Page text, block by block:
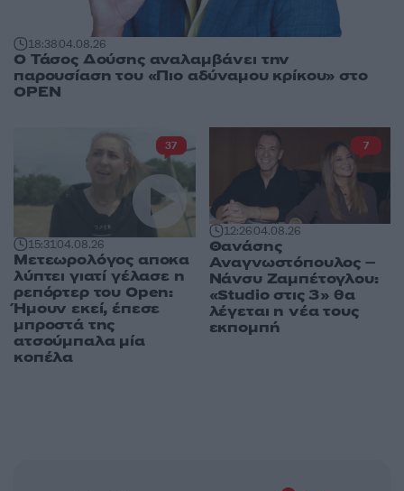
18:3804.08.26
Ο Τάσος Δούσης αναλαμβάνει την
παρουσίαση του «Πιο αδύναμου κρίκου» στο
OPEN
15:3104.08.26
Μετεωρολόγος αποκα
λύπτει γιατί γέλασε η
ρεπόρτερ του Open:
Ήμουν εκεί, έπεσε
μπροστά της
ατσούμπαλα μία
κοπέλα
37
12:2604.08.26
Θανάσης
Αναγνωστόπουλος –
Νάνσυ Ζαμπέτογλου:
«Studio στις 3» θα
λέγεται η νέα τους
εκπομπή
7